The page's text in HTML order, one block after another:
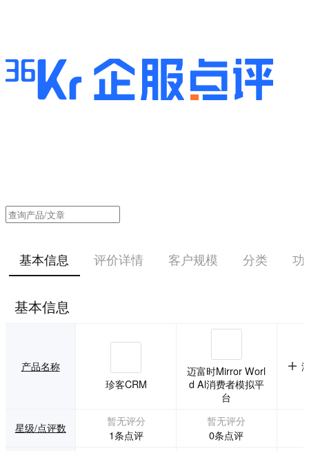
基本信息 评价详情 客户规模 分类 功
基本信息
产品名称
珍客CRM
迈富时Mirror Worl
d Al消费者模拟平
台
星级/点评数
暂无评分
1条点评
暂无评分
0条点评